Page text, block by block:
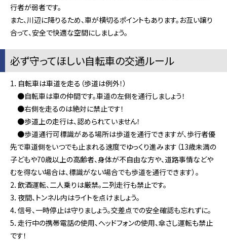
行者が弱者です。
また、川辺に降りるため、車が横切るポイントもあります。お互い譲り
合って、安全で快適な空間にしましょう。
必ず守ってほしい自転車の交通ルール
1．自転車は車道を走る（歩道は例外！）
●自転車は車の仲間です。車道の左側を通行しましょう！
●右側を走るのは絶対に禁止です！
●歩道上の走行は、認められていません！
●歩道通行可標識がある場所は歩道を通行できますが、歩行者優
先で車道側をいつでも止まれる速度でゆっくり進みます（13歳未満の
子どもや70歳以上の高齢者、身体が不自由な方や、道路事情などや
むを得ない場合は、標識がない場合でも歩道を通行できます）。
2．飲酒運転、二人乗りは厳禁。二列走行も禁止です。
3．夜間、トンネル内はライトを点けましょう。
4．信号、一時停止は守りましょう。交差点での安全確認も忘れずに。
5．走行中の携帯電話の使用、ヘッドフォンの使用、傘さし運転も禁止
です！